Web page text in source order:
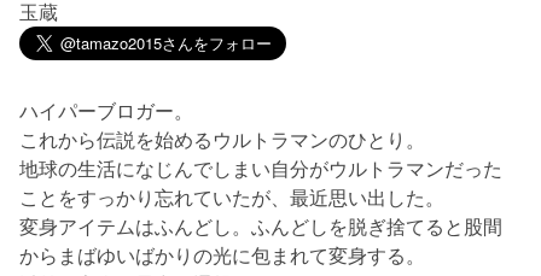
玉蔵
ハイパーブロガー。
これから伝説を始めるウルトラマンのひとり。
地球の生活になじんでしまい自分がウルトラマンだった
ことをすっかり忘れていたが、最近思い出した。
変身アイテムはふんどし。ふんどしを脱ぎ捨てると股間
からまばゆいばかりの光に包まれて変身する。